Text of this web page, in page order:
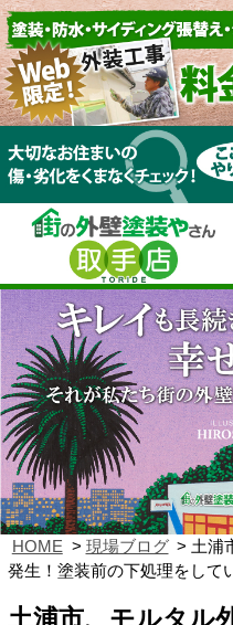
HOME 現場ブログ
土浦
発生！塗装前の下処理をして
土浦市、モルタル